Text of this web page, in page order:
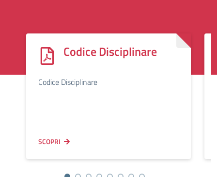
Codice Disciplinare
Codice Disciplinare
SCOPRI